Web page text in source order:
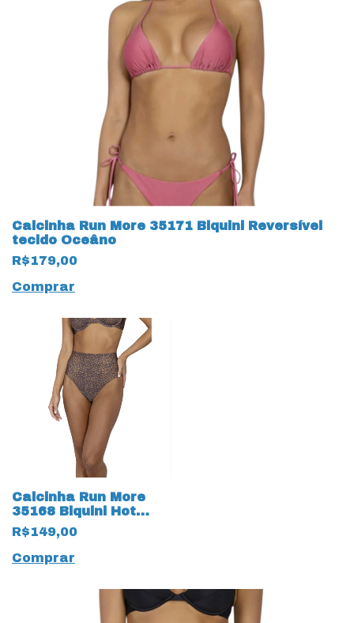
Calcinha Run More 35171 Biquini Reversível
tecido Oceâno
R$179,00
Comprar
Calcinha Run More
35168 Biquini Hot
Pant Tigrado
R$149,00
Comprar